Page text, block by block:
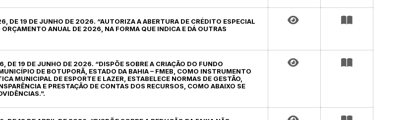
19 DE JUNHO DE 2026. “AUTORIZA A ABERTURA DE CRÉDITO ESPECIAL
ORÇAMENTO ANUAL DE 2026, NA FORMA QUE INDICA E DÁ OUTRAS
19 DE JUNHO DE 2026. “DISPÕE SOBRE A CRIAÇÃO DO FUNDO
DE BOTUPORÃ, ESTADO DA BAHIA – FMEB, COMO INSTRUMENTO
MUNICIPAL DE ESPORTE E LAZER, ESTABELECE NORMAS DE GESTÃO,
E PRESTAÇÃO DE CONTAS DOS RECURSOS, COMO ABAIXO SE